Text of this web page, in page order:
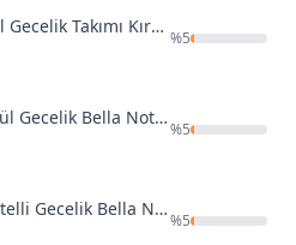
Sırt Dekolteli Dantel Gecelik Takımı Kırmızı Merry See 2215-Kırmızı
%5
Siyah Transparan Tül Gecelik Bella Notte 15514
%5
Siyah Sırtı Açık Dantelli Gecelik Bella Notte 15032
%5